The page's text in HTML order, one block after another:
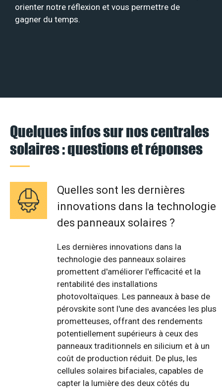
orienter notre réflexion et vous permettre de
gagner du temps.
Quelques infos sur nos centrales
solaires : questions et réponses
Quelles sont les dernières
innovations dans la technologie
des panneaux solaires ?
Les dernières innovations dans la
technologie des panneaux solaires
promettent d'améliorer l'efficacité et la
rentabilité des installations
photovoltaïques. Les panneaux à base de
pérovskite sont l'une des avancées les plus
prometteuses, offrant des rendements
potentiellement supérieurs à ceux des
panneaux traditionnels en silicium et à un
coût de production réduit. De plus, les
cellules solaires bifaciales, capables de
capter la lumière des deux côtés du